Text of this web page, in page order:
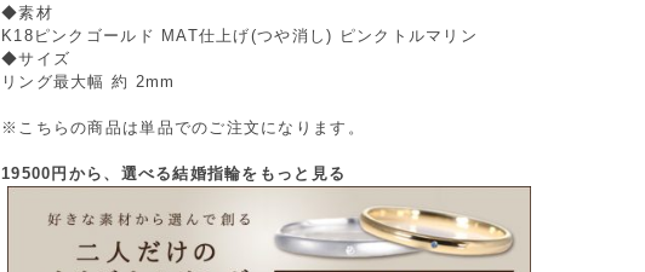
◆素材
K18ピンクゴールド MAT仕上げ(つや消し) ピンクトルマリン
◆サイズ
リング最大幅 約 2mm
※こちらの商品は単品でのご注文になります。
19500円から、選べる結婚指輪をもっと見る